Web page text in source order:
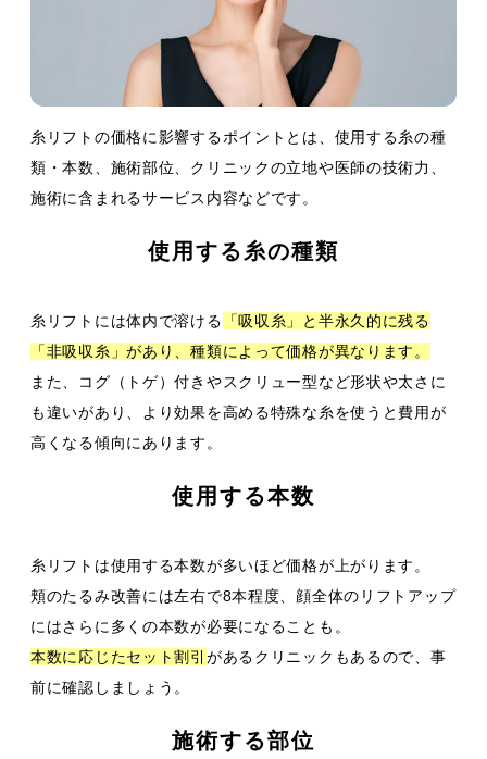
糸リフトの価格に影響するポイントとは、使用する糸の種
類・本数、施術部位、クリニックの立地や医師の技術力、
施術に含まれるサービス内容などです。
使用する糸の種類
糸リフトには体内で溶ける
「吸収糸」と半永久的に残る
「非吸収糸」があり、種類によって価格が異なります。
また、コグ（トゲ）付きやスクリュー型など形状や太さに
も違いがあり、より効果を高める特殊な糸を使うと費用が
高くなる傾向にあります。
使用する本数
糸リフトは使用する本数が多いほど価格が上がります。
頬のたるみ改善には左右で8本程度、顔全体のリフトアップ
にはさらに多くの本数が必要になることも。
本数に応じたセット割引 があるクリニックもあるので、事
前に確認しましょう。
施術する部位